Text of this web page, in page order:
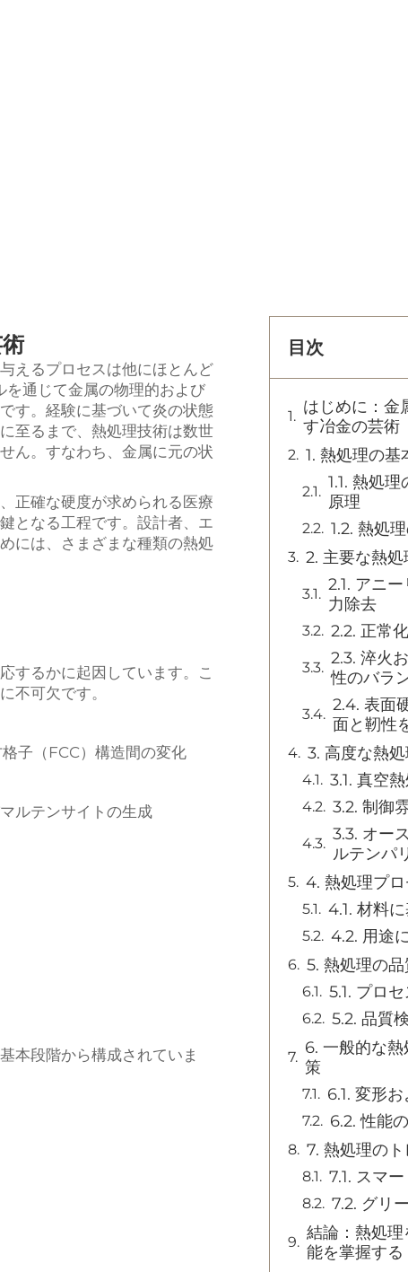
えるプロセスは他にほとんど
通じて金属の物理的および
す。経験に基づいて炎の状態
至るまで、熱処理技術は数世
ん。すなわち、金属に元の状
正確な硬度が求められる医療
となる工程です。設計者、エ
には、さまざまな種類の熱処
するかに起因しています。こ
不可欠です。
子（FCC）構造間の変化
ルテンサイトの生成
本段階から構成されていま
目次
はじめに：金
す冶金の芸術
1. 熱処理の基
1.1. 熱処
原理
1.2. 熱処
2. 主要な熱
2.1. アニ
力除去
2.2. 正常
2.3. 淬火
性のバラ
2.4. 表面
面と靭性
3. 高度な熱
3.1. 真空
3.2. 制御
3.3. オー
ルテンパ
4. 熱処理プ
4.1. 材料
4.2. 用途
5. 熱処理の
5.1. プロ
5.2. 品質
6. 一般的な
策
6.1. 変形
6.2. 性能
7. 熱処理の
7.1. スマ
7.2. グリ
結論：熱処
能を掌握する